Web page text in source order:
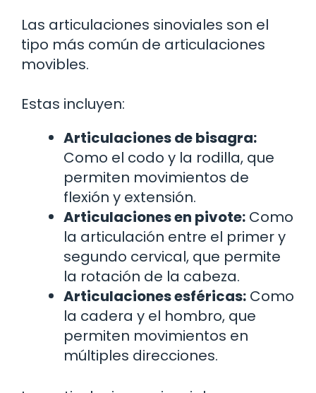
Las articulaciones sinoviales son el
tipo más común de articulaciones
movibles.
Estas incluyen:
Articulaciones de bisagra:
Como el codo y la rodilla, que
permiten movimientos de
flexión y extensión.
Articulaciones en pivote: Como
la articulación entre el primer y
segundo cervical, que permite
la rotación de la cabeza.
Articulaciones esféricas: Como
la cadera y el hombro, que
permiten movimientos en
múltiples direcciones.